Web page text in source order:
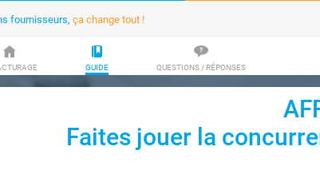
fournisseurs, ça change tout !
GUIDE QUESTIONS / RÉPONSES
Faites jouer la